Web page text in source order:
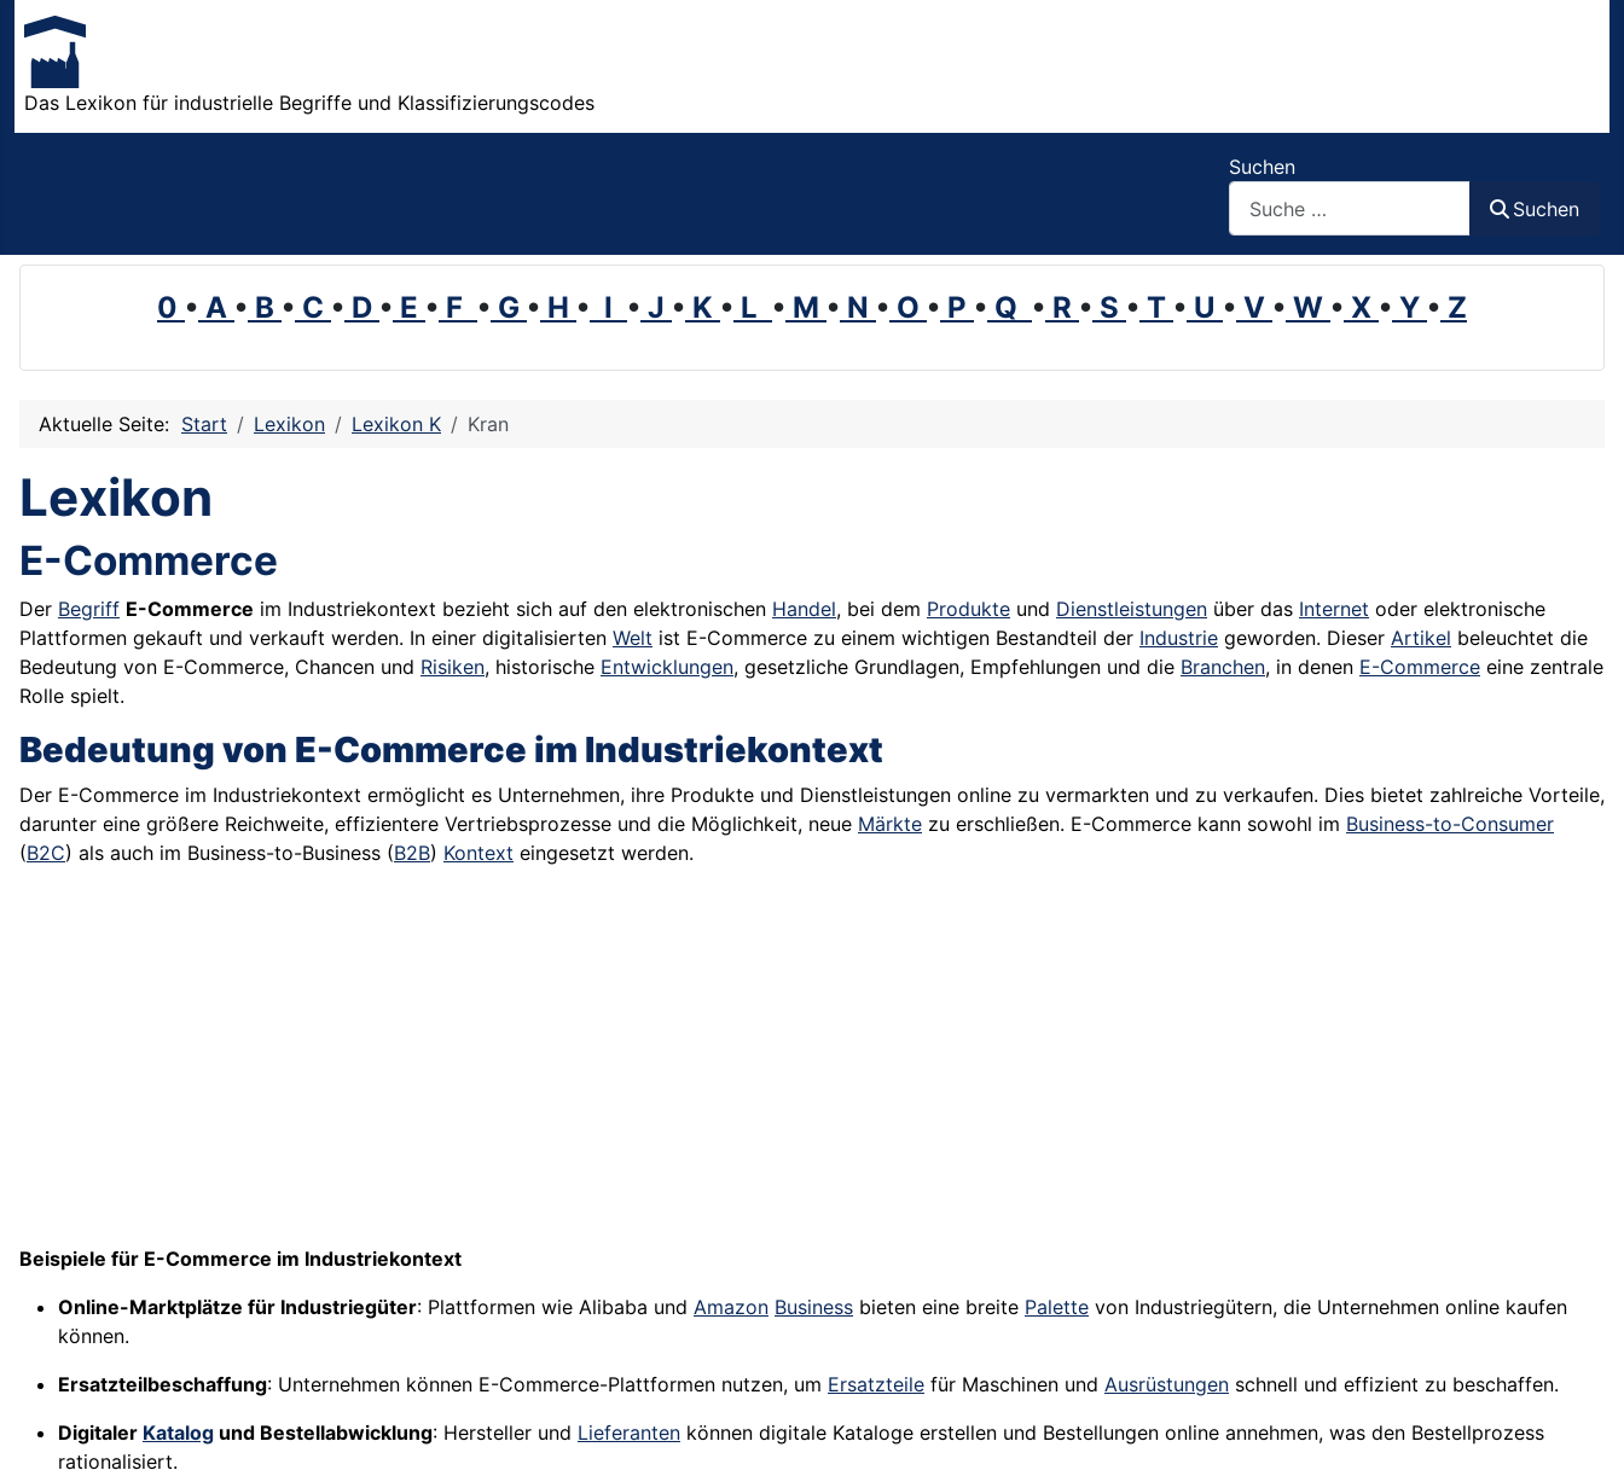
Das Lexikon für industrielle Begriffe und Klassifizierungscodes
Suchen
Suchen
0 • A • B • C • D • E • F • G • H • I • J • K • L • M • N • O • P • Q • R • S • T • U • V • W • X • Y • Z
Aktuelle Seite: Start Lexikon Lexikon K Kran
Lexikon
E-Commerce
Der Begriff E-Commerce im Industriekontext bezieht sich auf den elektronischen Handel, bei dem Produkte und Dienstleistungen über das Internet oder elektronische
Plattformen gekauft und verkauft werden. In einer digitalisierten Welt ist E-Commerce zu einem wichtigen Bestandteil der Industrie geworden. Dieser Artikel beleuchtet die
Bedeutung von E-Commerce, Chancen und Risiken, historische Entwicklungen, gesetzliche Grundlagen, Empfehlungen und die Branchen, in denen E-Commerce eine zentrale
Rolle spielt.
Bedeutung von E-Commerce im Industriekontext
Der E-Commerce im Industriekontext ermöglicht es Unternehmen, ihre Produkte und Dienstleistungen online zu vermarkten und zu verkaufen. Dies bietet zahlreiche Vorteile,
darunter eine größere Reichweite, effizientere Vertriebsprozesse und die Möglichkeit, neue Märkte zu erschließen. E-Commerce kann sowohl im Business-to-Consumer
(B2C) als auch im Business-to-Business (B2B) Kontext eingesetzt werden.
Beispiele für E-Commerce im Industriekontext
Online-Marktplätze für Industriegüter: Plattformen wie Alibaba und Amazon Business bieten eine breite Palette von Industriegütern, die Unternehmen online kaufen
können.
Ersatzteilbeschaffung: Unternehmen können E-Commerce-Plattformen nutzen, um Ersatzteile für Maschinen und Ausrüstungen schnell und effizient zu beschaffen.
Digitaler Katalog und Bestellabwicklung: Hersteller und Lieferanten können digitale Kataloge erstellen und Bestellungen online annehmen, was den Bestellprozess
rationalisiert.